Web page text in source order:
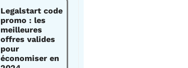
Legalstart code
promo : les
meilleures
offres valides
pour
économiser en